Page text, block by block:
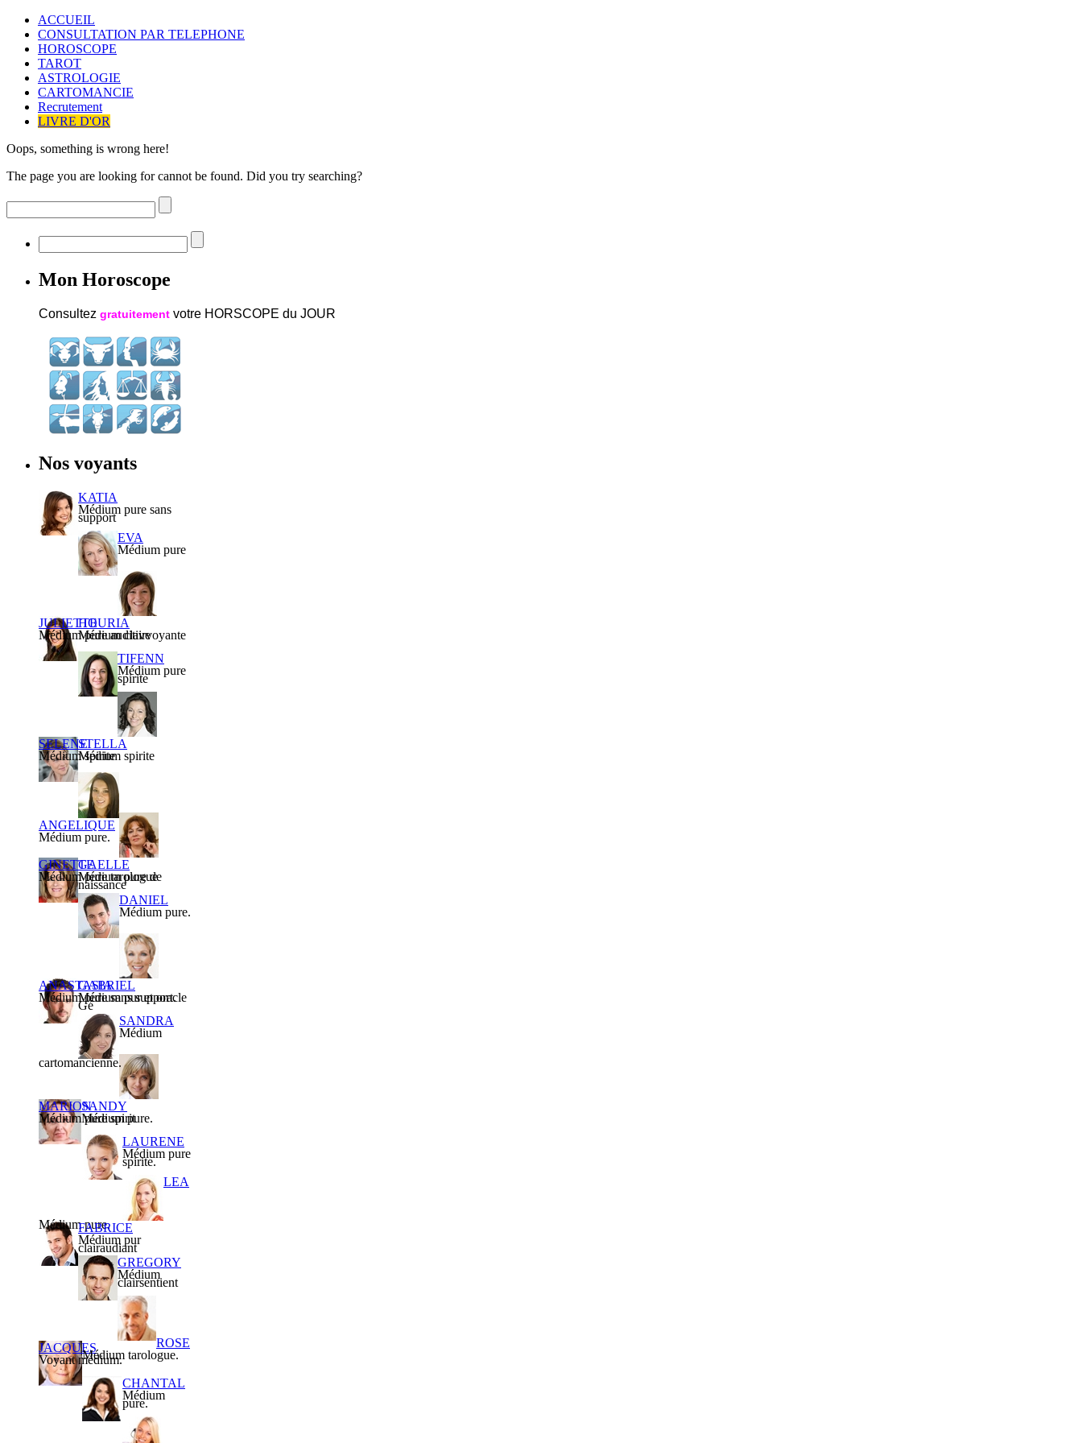
ACCUEIL
CONSULTATION PAR TELEPHONE
HOROSCOPE
TAROT
ASTROLOGIE
CARTOMANCIE
Recrutement
LIVRE D'OR
Oops, something is wrong here!
The page you are looking for cannot be found. Did you try searching?
Mon Horoscope
Consultez gratuitement votre HORSCOPE du JOUR
Nos voyants
KATIA
Médium pure sans
support
EVA
Médium pure
JULIETTE
Médium pure auditive
HOURIA
Médium clairvoyante
TIFENN
Médium pure
spirite
SELENE
Médium spirite
STELLA
Médium spirite
ANGELIQUE
Médium pure.
GINETTE
Médium pure tarologue
GAELLE
Médium pure de
naissance
DANIEL
Médium pure.
ANASTASIA
Médium pure sans support.
GABRIEL
Médium pur et oracle
Gé
SANDRA
Médium
cartomancienne.
MARION
Médium pure spirit
SANDY
Médium pure.
LAURENE
Médium pure
spirite.
LEA
Médium pure.
FABRICE
Médium pur
clairaudiant
GREGORY
Médium
clairsentient
JACQUES
Voyant médium.
ROSE
Médium tarologue.
CHANTAL
Médium
pure.